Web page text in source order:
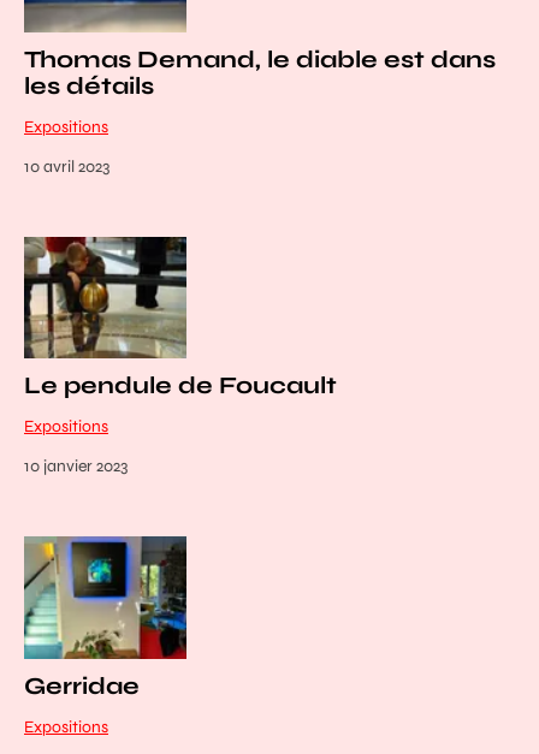
Thomas Demand, le diable est dans
les détails
Expositions
10 avril 2023
Le pendule de Foucault
Expositions
10 janvier 2023
Gerridae
Expositions